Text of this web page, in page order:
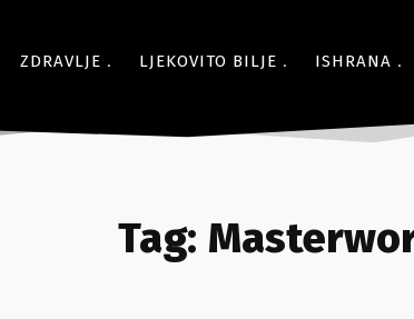
ZDRAVLJE LJEKOVITO BILJE ISHRANA
Tag: